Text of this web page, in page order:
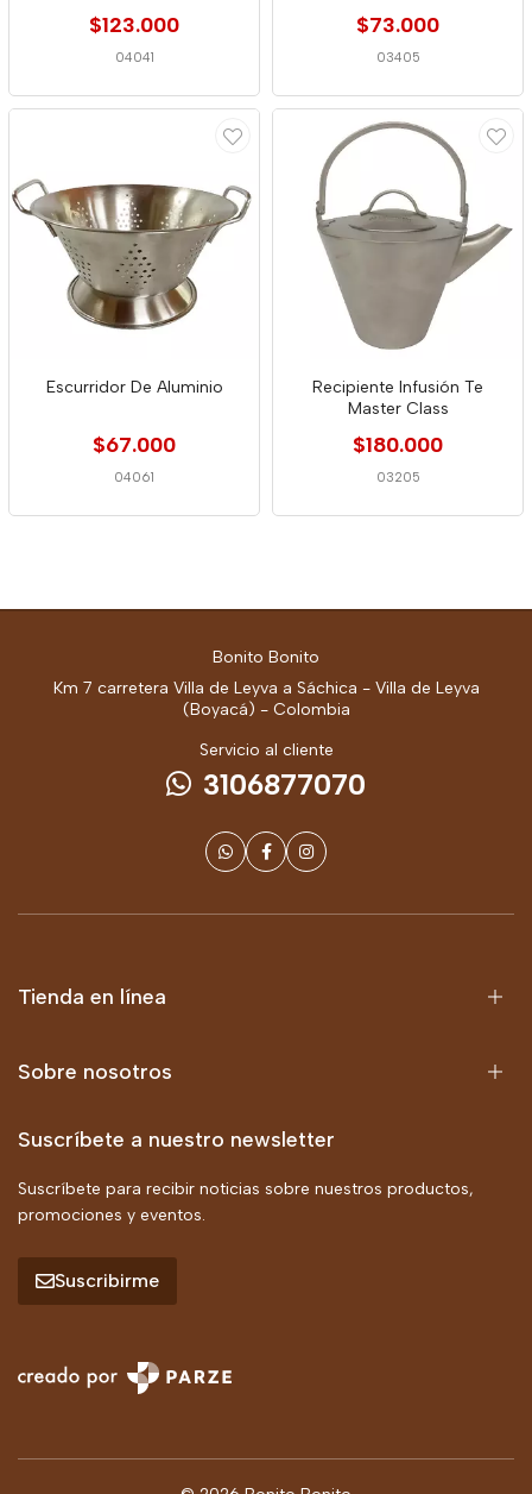
$123.000
04041
$73.000
03405
Escurridor De Aluminio
$67.000
04061
Recipiente Infusión Te
Master Class
$180.000
03205
Bonito Bonito
Km 7 carretera Villa de Leyva a Sáchica - Villa de Leyva
(Boyacá) - Colombia
Servicio al cliente
3106877070
Tienda en línea
Sobre nosotros
Suscríbete a nuestro newsletter
Suscríbete para recibir noticias sobre nuestros productos,
promociones y eventos.
Suscribirme